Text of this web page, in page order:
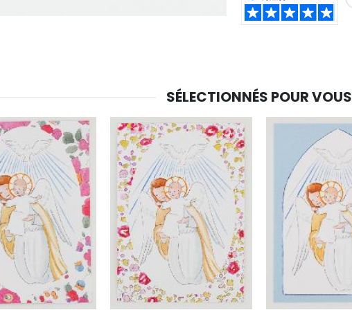
-20%
Eau de Lourdes 1 Litre
€12.00 €9.60
-20%
Déposez votre Neuvaine à Lourdes
€12.00 €9.60
€6.00
-10%
€15.00 €13.50
€21.90
SHARE:
SÉLECTIONNÉS POUR VOUS